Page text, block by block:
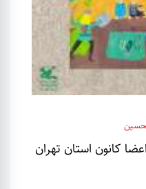
کانون استان تهران